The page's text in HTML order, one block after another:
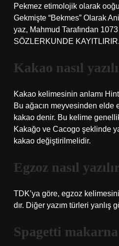
Pekmez etimolojik olarak
Gekmişte “Bekmes” Olarak
yaz, Mahmud Tarafından
SÖZLERKUNDE KAYITLIRIR.
Kakao nasıl
Kakao kelimesinin anlamı
Bu ağacın meyvesinden elde
kakao denir. Bu kelime
Kakağo ve Cacogo şeklinde
kakao değiştirilmelidir.
Egzoz nasıl
TDK’ya göre, egzoz
dır. Diğer yazım türleri yanlış
Spagetti makarna